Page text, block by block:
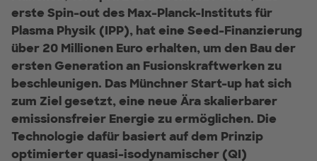
erste Spin-out des Max-Planck-Instituts für
Plasma Physik (IPP), hat eine Seed-Finanzierung
über 20 Millionen Euro erhalten, um den Bau der
ersten Generation an Fusionskraftwerken zu
beschleunigen. Das Münchner Start-up hat sich
zum Ziel gesetzt, eine neue Ära skalierbarer
emissionsfreier Energie zu ermöglichen. Die
Technologie dafür basiert auf dem Prinzip
optimierter quasi-isodynamischer (QI)